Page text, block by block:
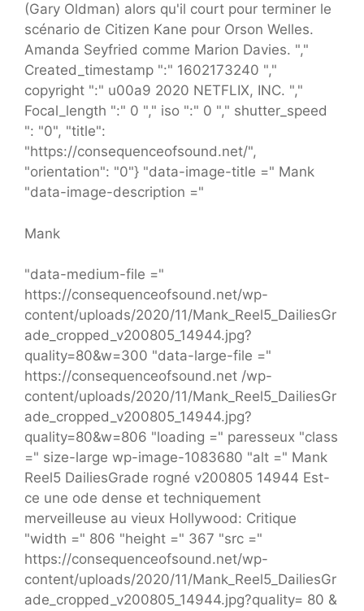
(Gary Oldman) alors qu'il court pour terminer le
scénario de Citizen Kane pour Orson Welles.
Amanda Seyfried comme Marion Davies. ","
Created_timestamp ":" 1602173240 ","
copyright ":" u00a9 2020 NETFLIX, INC. ","
Focal_length ":" 0 "," iso ":" 0 "," shutter_speed
": "0", "title":
"https://consequenceofsound.net/",
"orientation": "0"} "data-image-title =" Mank
"data-image-description ="
Mank
"data-medium-file ="
https://consequenceofsound.net/wp-
content/uploads/2020/11/Mank_Reel5_DailiesGr
ade_cropped_v200805_14944.jpg?
quality=80&w=300 "data-large-file ="
https://consequenceofsound.net /wp-
content/uploads/2020/11/Mank_Reel5_DailiesGr
ade_cropped_v200805_14944.jpg?
quality=80&w=806 "loading =" paresseux "class
=" size-large wp-image-1083680 "alt =" Mank
Reel5 DailiesGrade rogné v200805 14944 Est-
ce une ode dense et techniquement
merveilleuse au vieux Hollywood: Critique
"width =" 806 "height =" 367 "src ="
https://consequenceofsound.net/wp-
content/uploads/2020/11/Mank_Reel5_DailiesGr
ade_cropped_v200805_14944.jpg?quality= 80 &